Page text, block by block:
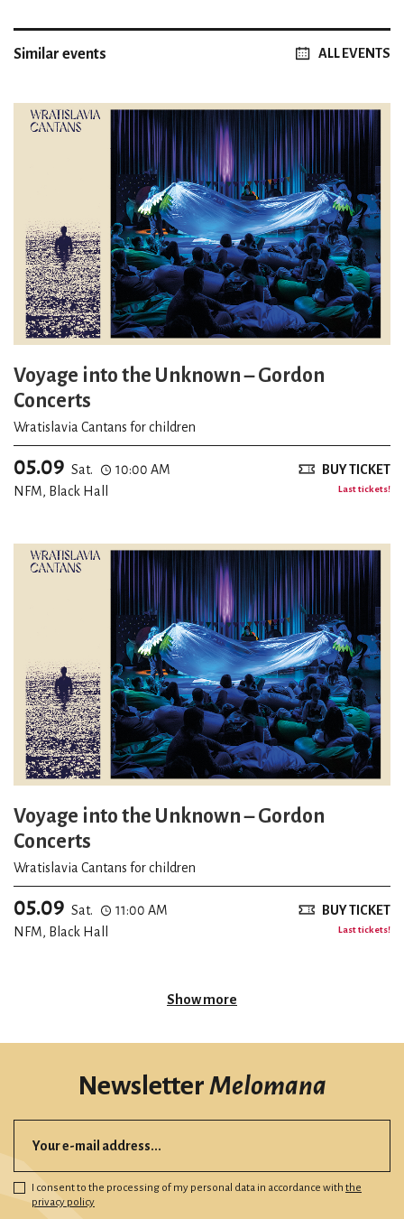
Similar events ALL EVENTS
Voyage into the Unknown – Gordon
Concerts
Wratislavia Cantans for children
05.09 Sat.
10:00 AM
NFM, Black Hall
BUY TICKET
Last tickets!
Voyage into the Unknown – Gordon
Concerts
Wratislavia Cantans for children
05.09 Sat.
11:00 AM
NFM, Black Hall
BUY TICKET
Last tickets!
Show more
NewsletterMelomana
I consent to the processing of my personal data in accordance with the
privacy policy